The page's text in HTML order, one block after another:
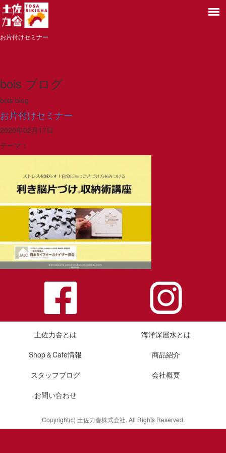
お片付けセミナー
bois ブログ
bois blog
お片付けセミナー
2020年02月17日
テーマ：
土佐力舎とは
海洋深層水とは
Shop＆Cafe情報
商品紹介
スタッフブログ
会社概要
お問い合わせ
Copyright(c) 土佐力舎株式会社. All Rights Reserved.